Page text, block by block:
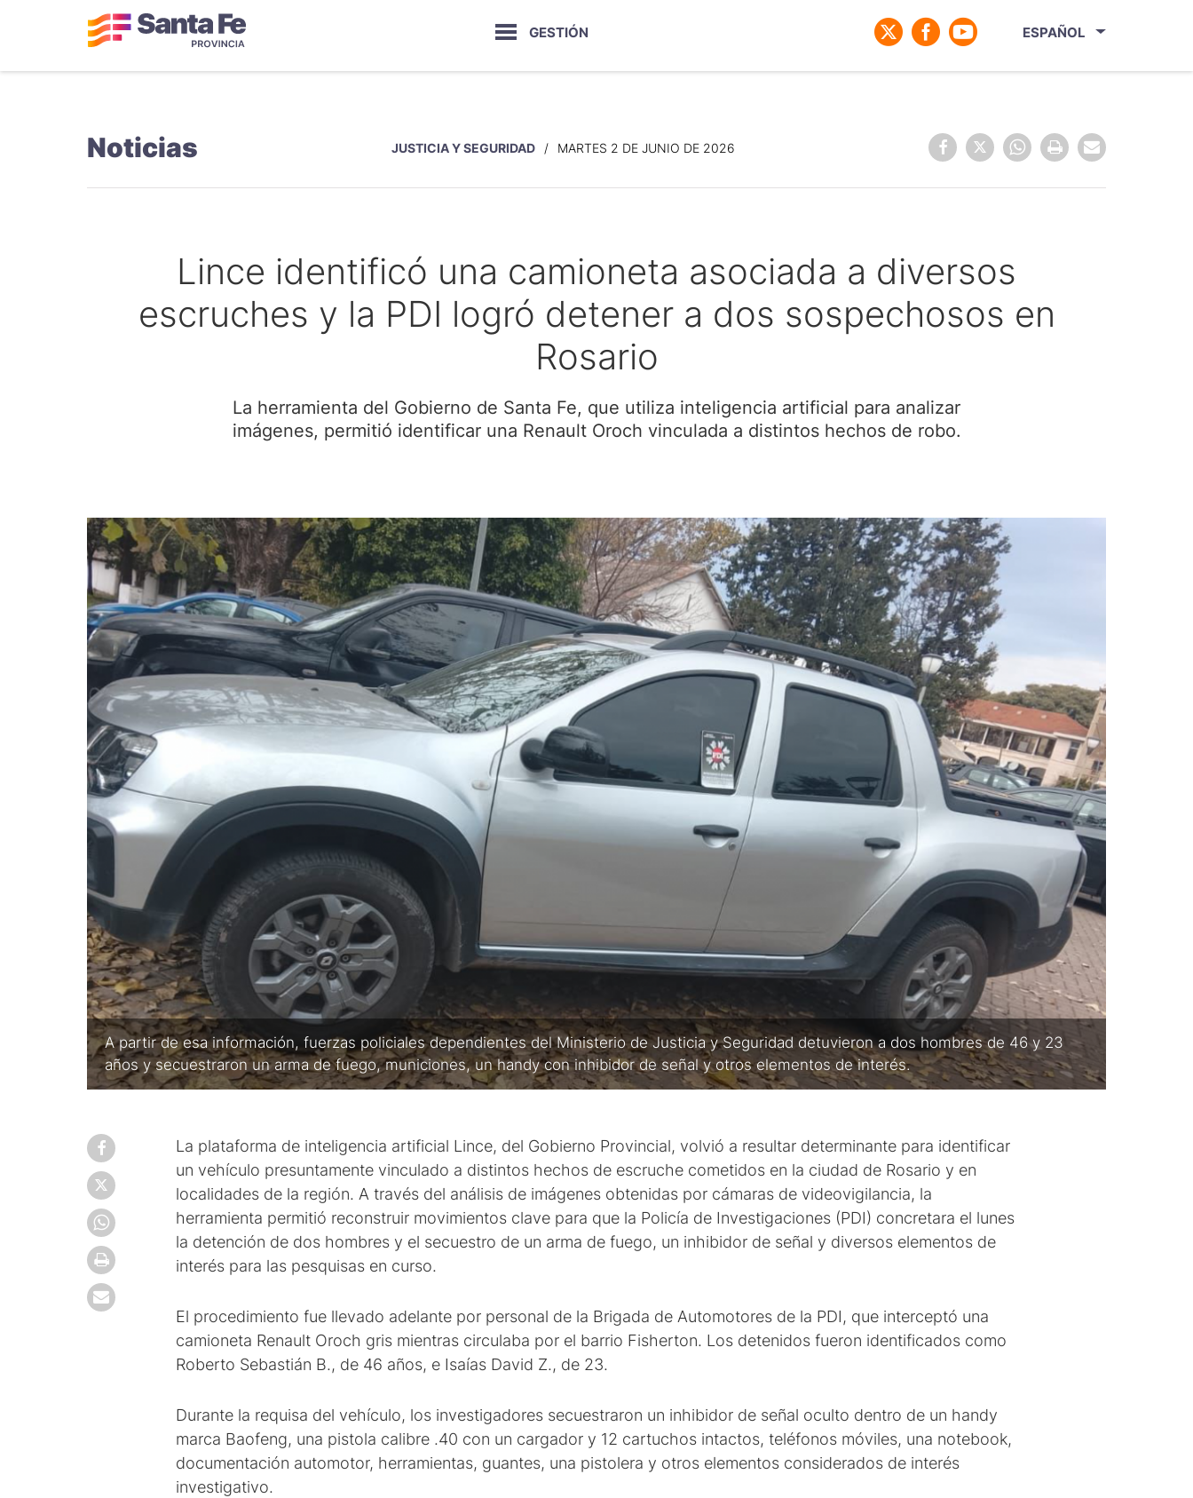
GESTIÓN ESPAÑOL
Noticias JUSTICIA Y SEGURIDAD MARTES 2 DE JUNIO DE 2026
Lince identificó una camioneta asociada a diversos
escruches y la PDI logró detener a dos sospechosos en
Rosario
La herramienta del Gobierno de Santa Fe, que utiliza inteligencia artificial para analizar
imágenes, permitió identificar una Renault Oroch vinculada a distintos hechos de robo.
A partir de esa información, fuerzas policiales dependientes del Ministerio de Justicia y Seguridad detuvieron a dos hombres de 46 y 23
años y secuestraron un arma de fuego, municiones, un handy con inhibidor de señal y otros elementos de interés.
La plataforma de inteligencia artificial Lince, del Gobierno Provincial, volvió a resultar determinante para identificar
un vehículo presuntamente vinculado a distintos hechos de escruche cometidos en la ciudad de Rosario y en
localidades de la región. A través del análisis de imágenes obtenidas por cámaras de videovigilancia, la
herramienta permitió reconstruir movimientos clave para que la Policía de Investigaciones (PDI) concretara el lunes
la detención de dos hombres y el secuestro de un arma de fuego, un inhibidor de señal y diversos elementos de
interés para las pesquisas en curso.
El procedimiento fue llevado adelante por personal de la Brigada de Automotores de la PDI, que interceptó una
camioneta Renault Oroch gris mientras circulaba por el barrio Fisherton. Los detenidos fueron identificados como
Roberto Sebastián B., de 46 años, e Isaías David Z., de 23.
Durante la requisa del vehículo, los investigadores secuestraron un inhibidor de señal oculto dentro de un handy
marca Baofeng, una pistola calibre .40 con un cargador y 12 cartuchos intactos, teléfonos móviles, una notebook,
documentación automotor, herramientas, guantes, una pistolera y otros elementos considerados de interés
investigativo.